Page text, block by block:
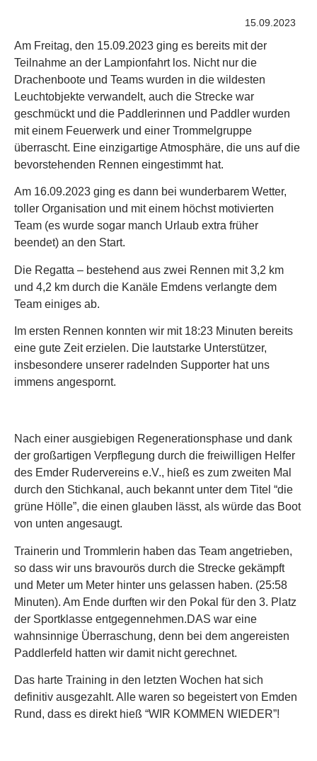
15.09.2023
Am Freitag, den 15.09.2023 ging es bereits mit der
Teilnahme an der Lampionfahrt los. Nicht nur die
Drachenboote und Teams wurden in die wildesten
Leuchtobjekte verwandelt, auch die Strecke war
geschmückt und die Paddlerinnen und Paddler wurden
mit einem Feuerwerk und einer Trommelgruppe
überrascht. Eine einzigartige Atmosphäre, die uns auf die
bevorstehenden Rennen eingestimmt hat.
Am 16.09.2023 ging es dann bei wunderbarem Wetter,
toller Organisation und mit einem höchst motivierten
Team (es wurde sogar manch Urlaub extra früher
beendet) an den Start.
Die Regatta – bestehend aus zwei Rennen mit 3,2 km
und 4,2 km durch die Kanäle Emdens verlangte dem
Team einiges ab.
Im ersten Rennen konnten wir mit 18:23 Minuten bereits
eine gute Zeit erzielen. Die lautstarke Unterstützer,
insbesondere unserer radelnden Supporter hat uns
immens angespornt.
Nach einer ausgiebigen Regenerationsphase und dank
der großartigen Verpflegung durch die freiwilligen Helfer
des Emder Rudervereins e.V., hieß es zum zweiten Mal
durch den Stichkanal, auch bekannt unter dem Titel “die
grüne Hölle”, die einen glauben lässt, als würde das Boot
von unten angesaugt.
Trainerin und Trommlerin haben das Team angetrieben,
so dass wir uns bravourös durch die Strecke gekämpft
und Meter um Meter hinter uns gelassen haben. (25:58
Minuten). Am Ende durften wir den Pokal für den 3. Platz
der Sportklasse entgegennehmen.DAS war eine
wahnsinnige Überraschung, denn bei dem angereisten
Paddlerfeld hatten wir damit nicht gerechnet.
Das harte Training in den letzten Wochen hat sich
definitiv ausgezahlt. Alle waren so begeistert von Emden
Rund, dass es direkt hieß “WIR KOMMEN WIEDER”!